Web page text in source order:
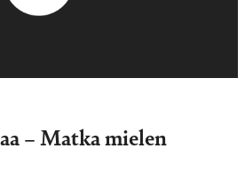
– Matka mielen